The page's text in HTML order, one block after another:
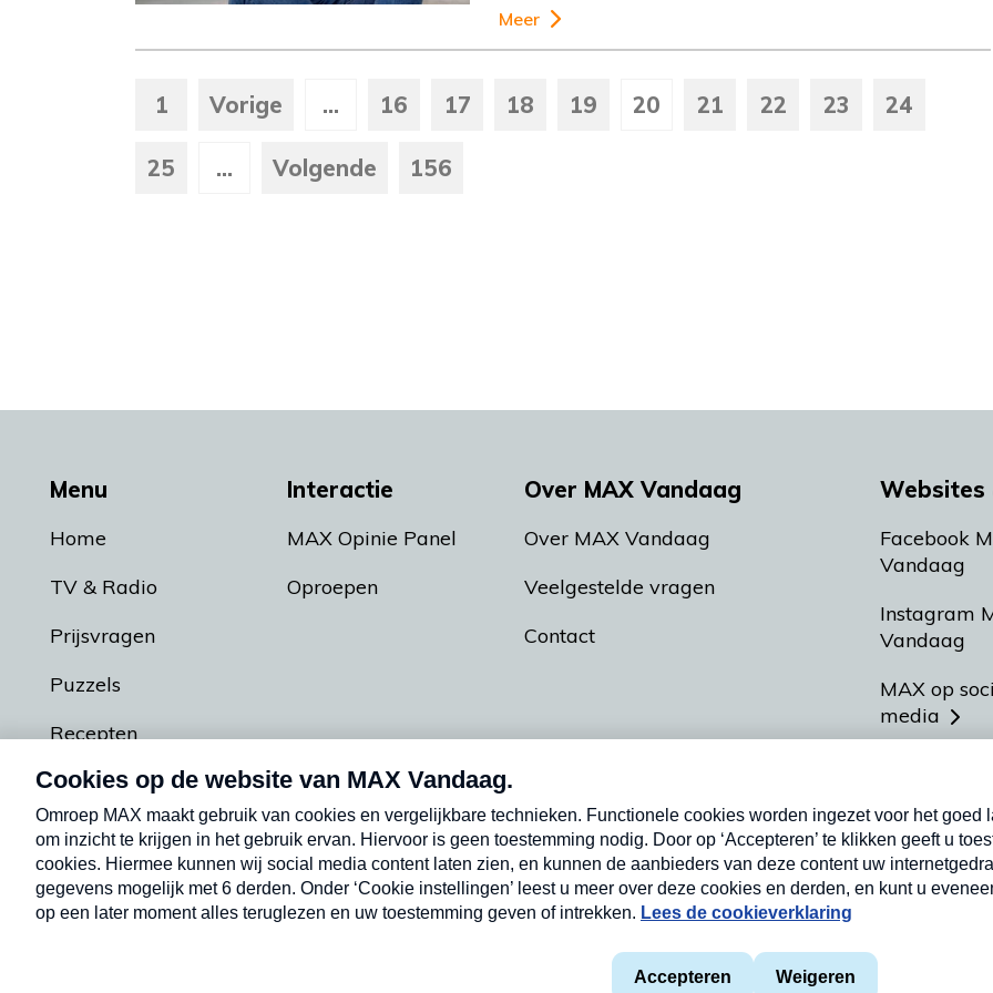
Meer
1 Vorige ... 16 17 18 19 20 21 22 23 24
25 ... Volgende 156
Menu
Home
TV & Radio
Prijsvragen
Puzzels
Recepten
Podcasts
Interactie
MAX Opinie Panel
Oproepen
Over MAX Vandaag
Over MAX Vandaag
Veelgestelde vragen
Contact
Websites
Facebook
Vandaag
Instagram
Vandaag
MAX op
media
Meldpunt
Heel